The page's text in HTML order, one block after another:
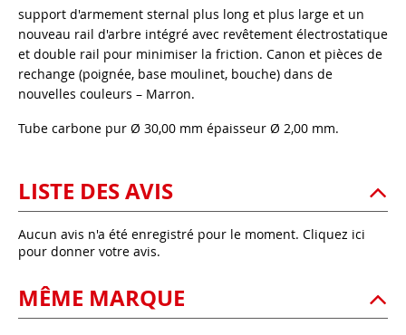
support d'armement sternal plus long et plus large et un
nouveau rail d'arbre intégré avec revêtement électrostatique
et double rail pour minimiser la friction. Canon et pièces de
rechange (poignée, base moulinet, bouche) dans de
nouvelles couleurs – Marron.
Tube carbone pur Ø 30,00 mm épaisseur Ø 2,00 mm.
LISTE DES AVIS
Aucun avis n'a été enregistré pour le moment. Cliquez ici
pour donner votre avis.
MÊME MARQUE